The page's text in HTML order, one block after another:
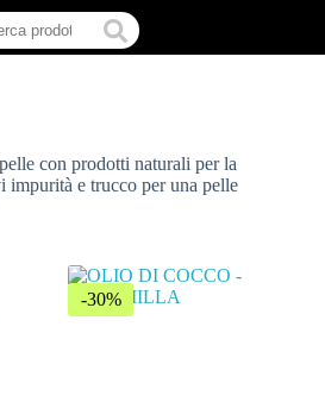
con prodotti naturali per la
impurità e trucco per una pelle
-30%